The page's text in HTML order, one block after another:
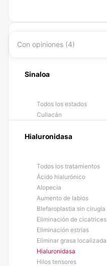
Con opiniones (4)
Sinaloa
Todos los estados
Culiacán
Hialuronidasa
Todos los tratamientos
Ácido hialurónico
Alopecia
Aumento de labios
Blefaroplastia sin cirugía
Eliminación de cicatrices
Eliminación estrías
Eliminar grasa localizada
Hialuronidasa
Hilos tensores